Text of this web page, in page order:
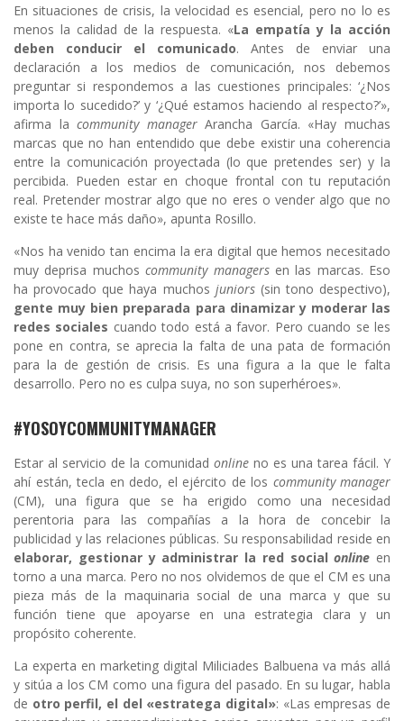
En situaciones de crisis, la velocidad es esencial, pero no lo es
menos la calidad de la respuesta. «La empatía y la acción
deben conducir el comunicado. Antes de enviar una
declaración a los medios de comunicación, nos debemos
preguntar si respondemos a las cuestiones principales: ‘¿Nos
importa lo sucedido?’ y ‘¿Qué estamos haciendo al respecto?’»,
afirma lacommunity managerArancha García. «Hay muchas
marcas que no han entendido que debe existir una coherencia
entre la comunicación proyectada (lo que pretendes ser) y la
percibida. Pueden estar en choque frontal con tu reputación
real. Pretender mostrar algo que no eres o vender algo que no
existe te hace más daño», apunta Rosillo.
«Nos ha venido tan encima la era digital que hemos necesitado
muy deprisa muchoscommunity managersen las marcas. Eso
ha provocado que haya muchos juniors(sin tono despectivo),
gente muy bien preparada para dinamizar y moderar las
redes sociales cuando todo está a favor. Pero cuando se les
pone en contra, se aprecia la falta de una pata de formación
para la de gestión de crisis. Es una figura a la que le falta
desarrollo. Pero no es culpa suya, no son superhéroes».
#YOSOYCOMMUNITYMANAGER
Estar al servicio de la comunidad online no es una tarea fácil. Y
ahí están, tecla en dedo, el ejército de los community manager
(CM), una figura que se ha erigido como una necesidad
perentoria para las compañías a la hora de concebir la
publicidad y las relaciones públicas. Su responsabilidad reside en
elaborar, gestionar y administrar la red socialonline en
torno a una marca. Pero no nos olvidemos de que el CM es una
pieza más de la maquinaria social de una marca y que su
función tiene que apoyarse en una estrategia clara y un
propósito coherente.
La experta en marketing digital Miliciades Balbuena va más allá
y sitúa a los CM como una figura del pasado. En su lugar, habla
de otro perfil, el del «estratega digital»: «Las empresas de